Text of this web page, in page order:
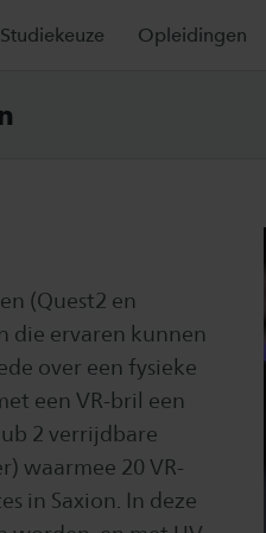
Studiekeuze Opleidingen
(Quest2 en
die ervaren kunnen
over een fysieke
een VR-bril een
2 verrijdbare
waarmee 20 VR-
in Saxion. In deze